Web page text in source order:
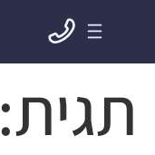
תגית: